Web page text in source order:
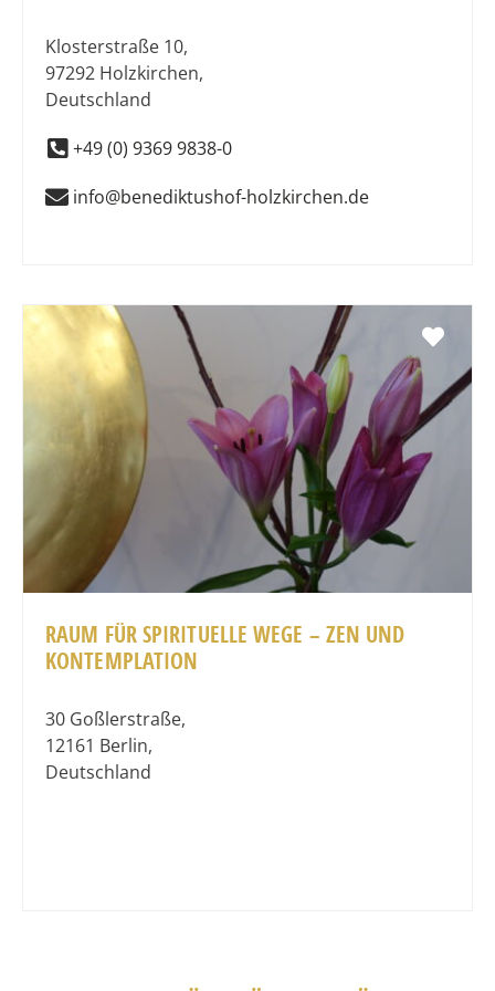
Klosterstraße 10,
97292 Holzkirchen,
Deutschland
+49 (0) 9369 9838-0
info@benediktushof-holzkirchen.de
RAUM FÜR SPIRITUELLE WEGE – ZEN UND
KONTEMPLATION
30 Goßlerstraße,
12161 Berlin,
Deutschland